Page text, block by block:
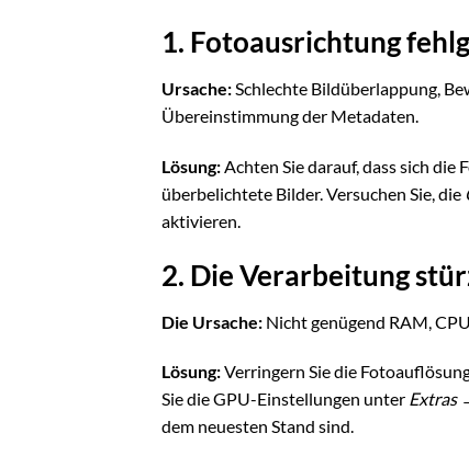
1. Fotoausrichtung
Ursache:Schlechte Bildüberlappung,
Übereinstimmung der Metadaten.
Lösung:Achten Sie darauf, dass sich
überbelichtete Bilder. Versuchen Sie, die
aktivieren.
2. Die Verarbeitung
Die Ursache: Nicht genügend RAM,
Lösung:Verringern Sie die
Sie die GPU-Einstellungen unter Extras
dem neuesten Stand sind.